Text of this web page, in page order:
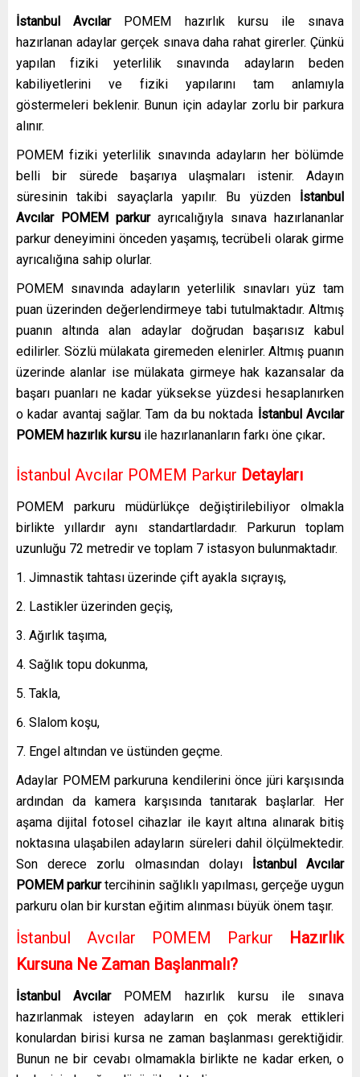
İstanbul Avcılar POMEM hazırlık kursu
ile sınava
hazırlanan adaylar gerçek sınava daha rahat girerler. Çünkü
yapılan fiziki yeterlilik sınavında adayların beden
kabiliyetlerini ve fiziki yapılarını tam anlamıyla
göstermeleri beklenir. Bunun için adaylar zorlu bir parkura
alınır.
POMEM fiziki yeterlilik sınavında adayların her bölümde
belli bir sürede başarıya ulaşmaları istenir. Adayın
süresinin takibi sayaçlarla yapılır. Bu yüzden İstanbul
Avcılar POMEM parkur ayrıcalığıyla sınava hazırlananlar
parkur deneyimini önceden yaşamış, tecrübeli olarak girme
ayrıcalığına sahip olurlar.
POMEM sınavında adayların yeterlilik sınavları yüz tam
puan üzerinden değerlendirmeye tabi tutulmaktadır. Altmış
puanın altında alan adaylar doğrudan başarısız kabul
edilirler. Sözlü mülakata giremeden elenirler. Altmış puanın
üzerinde alanlar ise mülakata girmeye hak kazansalar da
başarı puanları ne kadar yüksekse yüzdesi hesaplanırken
o kadar avantaj sağlar. Tam da bu noktada İstanbul Avcılar
POMEM hazırlık kursu ile hazırlananların farkı öne çıkar.
İstanbul Avcılar POMEM Parkur Detayları
POMEM parkuru müdürlükçe değiştirilebiliyor olmakla
birlikte yıllardır aynı standartlardadır. Parkurun toplam
uzunluğu 72 metredir ve toplam 7 istasyon bulunmaktadır.
Jimnastik tahtası üzerinde çift ayakla sıçrayış,
Lastikler üzerinden geçiş,
Ağırlık taşıma,
Sağlık topu dokunma,
Takla,
Slalom koşu,
Engel altından ve üstünden geçme.
Adaylar POMEM parkuruna kendilerini önce jüri karşısında
ardından da kamera karşısında tanıtarak başlarlar. Her
aşama dijital fotosel cihazlar ile kayıt altına alınarak bitiş
noktasına ulaşabilen adayların süreleri dahil ölçülmektedir.
Son derece zorlu olmasından dolayıİstanbul Avcılar
POMEM parkurtercihinin sağlıklı yapılması, gerçeğe uygun
parkuru olan bir kurstan eğitim alınması büyük önem taşır.
İstanbul Avcılar POMEM Parkur Hazırlık
Kursuna Ne Zaman Başlanmalı?
İstanbul Avcılar POMEM hazırlık kursu
ile sınava
hazırlanmak isteyen adayların en çok merak ettikleri
konulardan birisi kursa ne zaman başlanması gerektiğidir.
Bunun ne bir cevabı olmamakla birlikte ne kadar erken, o